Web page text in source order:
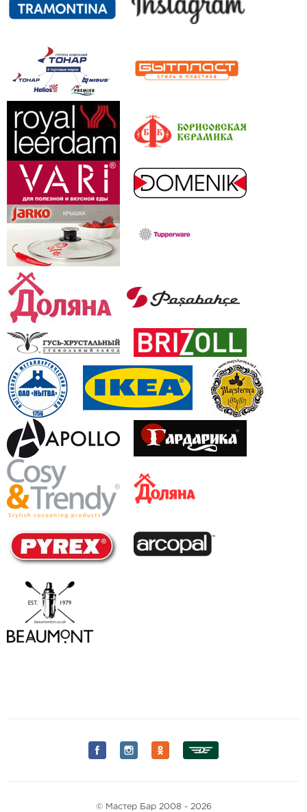
© Мастер Бар 2008 - 2026